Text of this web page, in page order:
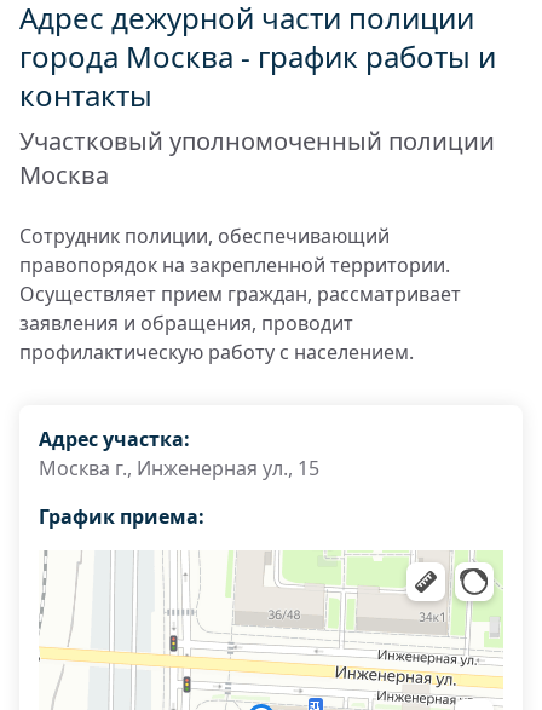
Адрес дежурной части полиции
города Москва - график работы и
контакты
Участковый уполномоченный полиции
Москва
Сотрудник полиции, обеспечивающий
правопорядок на закрепленной территории.
Осуществляет прием граждан, рассматривает
заявления и обращения, проводит
профилактическую работу с населением.
Адрес участка:
Москва г., Инженерная ул., 15
График приема: